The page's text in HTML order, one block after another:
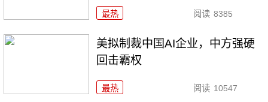
最热 阅读 8385
美拟制裁中国AI企业，中方强硬
回击霸权
最热 阅读 10547